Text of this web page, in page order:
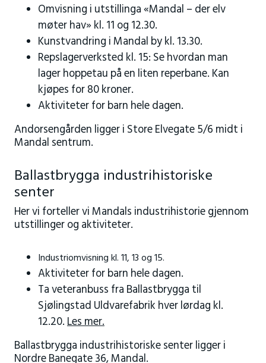
Omvisning i utstillinga «Mandal – der elv
møter hav» kl. 11 og 12.30.
Kunstvandring i Mandal by kl. 13.30.
Repslagerverksted kl. 15: Se hvordan man
lager hoppetau på en liten reperbane. Kan
kjøpes for 80 kroner.
Aktiviteter for barn hele dagen.
Andorsengården ligger i Store Elvegate 5/6 midt i
Mandal sentrum.
Ballastbrygga industrihistoriske
senter
Her vi forteller vi Mandals industrihistorie gjennom
utstillinger og aktiviteter.
Industriomvisning kl. 11, 13 og 15.
Aktiviteter for barn hele dagen.
Ta veteranbuss fra Ballastbrygga til
Sjølingstad Uldvarefabrik hver lørdag kl.
12.20.Les mer.
Ballastbrygga industrihistoriske senter ligger i
Nordre Banegate 36, Mandal.